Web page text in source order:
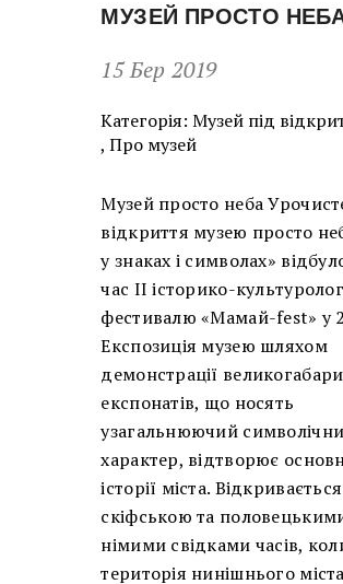
МУЗЕЙ ПРОСТО
15 Бер 2019
Категорія: Музей під
,Про музей
Музей просто неба
відкриття музею просто
у знаках і символах»
час ІІ історико-
фестивалю «Мамай-fest» у
Експозиція музею шляхом
демонстрації
експонатів, що носять
узагальнюючий
характер, відтворює
історії міста.
скіфською та
німими свідками часів,
територія нинішнього